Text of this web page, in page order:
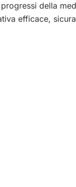
della
efficace,